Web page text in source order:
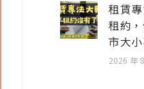
租賃
租約
市大小
2026 年